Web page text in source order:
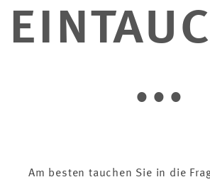
Aktiv werden
zu
...
Am besten tauchen Sie in die